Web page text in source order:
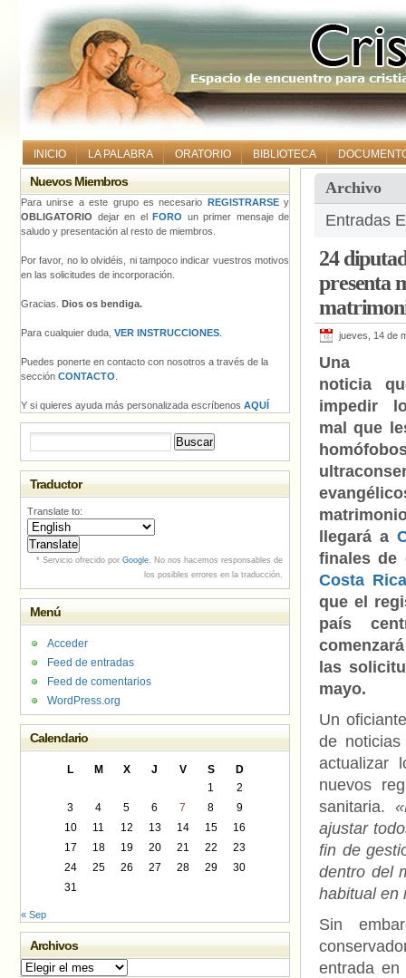
INICIO LA PALABRA ORATORIO BIBLIOTECA
Archivo
Entradas
24
presenta
jueves, 14 de
Una
noticia
impedir
mal que
llegará a
finales de
Costa Rica
que el
país
las
mayo.
Un
de
actualizar
nuevos
sanitaria.
ajustar
fin de
dentro del
habitual en
Sin
entrada
Nuevos Miembros
Para unirse a este grupo es necesario REGISTRARSEy
OBLIGATORIO dejar en el FORO un primer mensaje de
saludo y presentación al resto de miembros.
Por favor, no lo olvidéis, ni tampoco indicar vuestros motivos
en las solicitudes de incorporación.
Gracias. Dios os bendiga.
Para cualquier duda, VER INSTRUCCIONES
Puedes ponerte en contacto con nosotros a través de la
sección CONTACTO
Y si quieres ayuda más personalizada escríbenos AQUÍ
Traductor
Translate to:
* Servicio ofrecido por Google. No nos hacemos responsables de
los posibles errores en la traducción.
Menú
Acceder
Feed de entradas
Feed de comentarios
WordPress.org
Calendario
L M X J V S
D
1
2
3
4 5 6 7 8
9
10
11 12 13 14 15
16
17
18 19 20 21 22
23
24
25 26 27 28 29
30
31
« Sep
Archivos
Archivos